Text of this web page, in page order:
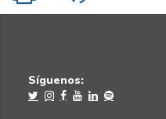
Síguenos: